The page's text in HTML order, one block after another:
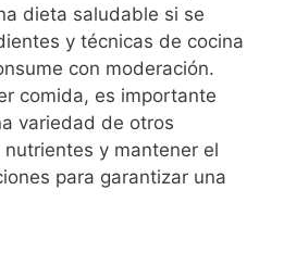
dieta saludable si se
y técnicas de cocina
con moderación.
comida, es importante
variedad de otros
y mantener el
para garantizar una